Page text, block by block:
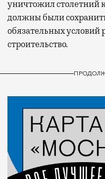
уничтожил столетний
должны были
обязательных условий
строительство.